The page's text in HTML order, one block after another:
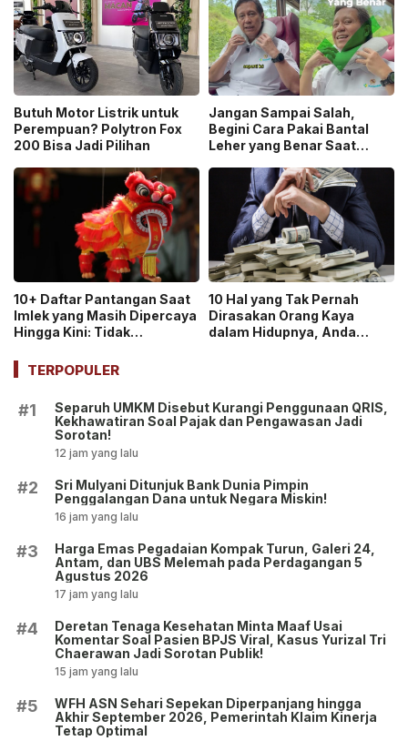
Butuh Motor Listrik untuk
Perempuan? Polytron Fox
200 Bisa Jadi Pilihan
Jangan Sampai Salah,
Begini Cara Pakai Bantal
Leher yang Benar Saat
10+ Daftar Pantangan Saat
Imlek yang Masih Dipercaya
Hingga Kini: Tidak
10 Hal yang Tak Pernah
Dirasakan Orang Kaya
dalam Hidupnya, Anda
TERPOPULER
#1
Separuh UMKM Disebut Kurangi Penggunaan QRIS,
Kekhawatiran Soal Pajak dan Pengawasan Jadi
Sorotan!
12 jam yang lalu
#2
Sri Mulyani Ditunjuk Bank Dunia Pimpin
Penggalangan Dana untuk Negara Miskin!
16 jam yang lalu
#3
Harga Emas Pegadaian Kompak Turun, Galeri 24,
Antam, dan UBS Melemah pada Perdagangan 5
Agustus 2026
17 jam yang lalu
#4
Deretan Tenaga Kesehatan Minta Maaf Usai
Komentar Soal Pasien BPJS Viral, Kasus Yurizal Tri
Chaerawan Jadi Sorotan Publik!
15 jam yang lalu
#5
WFH ASN Sehari Sepekan Diperpanjang hingga
Akhir September 2026, Pemerintah Klaim Kinerja
Tetap Optimal